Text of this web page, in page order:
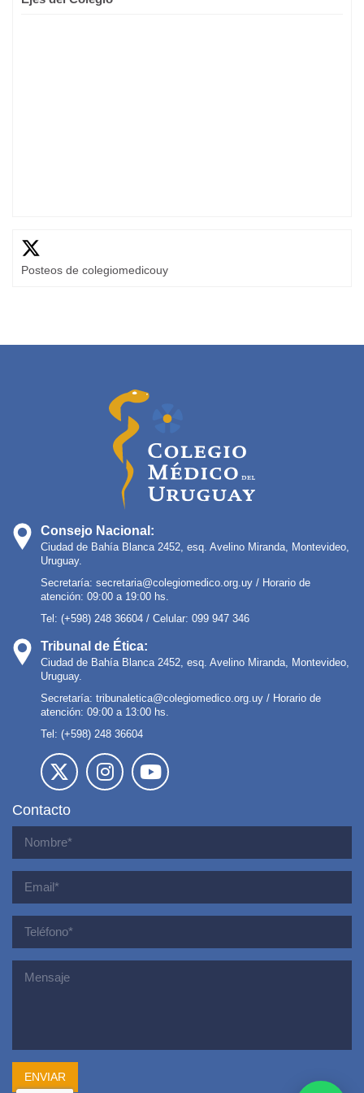
Posteos de colegiomedicouy
Consejo Nacional:
Ciudad de Bahía Blanca 2452, esq. Avelino Miranda, Montevideo,
Uruguay.
Secretaría: secretaria@colegiomedico.org.uy / Horario de
atención: 09:00 a 19:00 hs.
Tel: (+598) 248 36604 / Celular: 099 947 346
Tribunal de Ética:
Ciudad de Bahía Blanca 2452, esq. Avelino Miranda, Montevideo,
Uruguay.
Secretaría: tribunaletica@colegiomedico.org.uy / Horario de
atención: 09:00 a 13:00 hs.
Tel: (+598) 248 36604
Contacto